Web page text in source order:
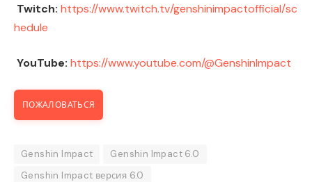
Twitch: https://www.twitch.tv/genshinimpactofficial/sc
hedule
YouTube: https://www.youtube.com/@GenshinImpact
ПОЖАЛОВАТЬСЯ
Genshin Impact
Genshin Impact 6.0
Genshin Impact версия 6.0